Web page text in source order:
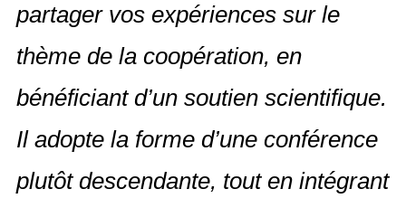
partager vos expériences sur le
thème de la coopération, en
bénéficiant d’un soutien scientifique.
Il adopte la forme d’une conférence
plutôt descendante, tout en intégrant